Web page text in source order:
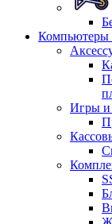
Компьютеры
Игры и